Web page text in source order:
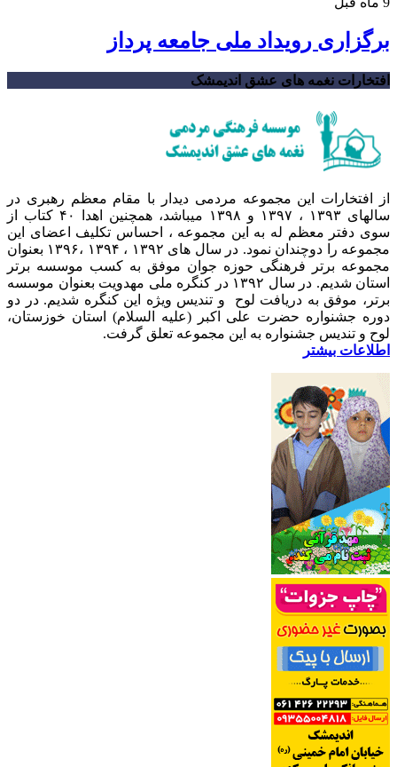
برگزاری رویداد ملی جامعه پرداز
افتخارات نغمه های عشق اندیمشک
از افتخارات این مجموعه مردمی دیدار با مقام معظم رهبری در
سالهای ۱۳۹۳ ، ۱۳۹۷ و ۱۳۹۸ میباشد، همچنین اهدا ۴۰ کتاب از
سوی دفتر معظم له به این مجموعه ، احساس تکلیف اعضای این
مجموعه را دوچندان نمود. در سال های ۱۳۹۲ ، ۱۳۹۴ ،۱۳۹۶ بعنوان
مجموعه برتر فرهنگی حوزه جوان موفق به کسب موسسه برتر
استان شدیم. در سال ۱۳۹۲ در کنگره ملی مهدویت بعنوان موسسه
برتر، موفق به دریافت لوح و تندیس ویژه این کنگره شدیم. در دو
دوره جشنواره حضرت علی اکبر (علیه السلام) استان خوزستان،
لوح و تندیس جشنواره به این مجموعه تعلق گرفت.
اطلاعات بیشتر